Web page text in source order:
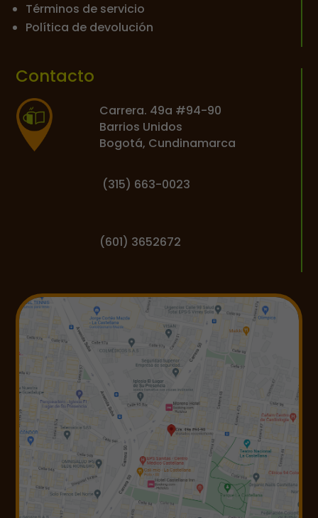
Términos de servicio
Política de devolución
Contacto
Carrera. 49a #94-90
Barrios Unidos
Bogotá, Cundinamarca
(315) 663-0023
(601) 3652672